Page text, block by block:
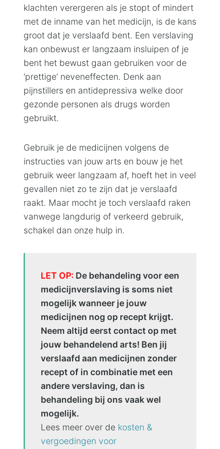
klachten verergeren als je stopt of mindert
met de inname van het medicijn, is de kans
groot dat je verslaafd bent. Een verslaving
kan onbewust er langzaam insluipen of je
bent het bewust gaan gebruiken voor de
‘prettige’ neveneffecten. Denk aan
pijnstillers en antidepressiva welke door
gezonde personen als drugs worden
gebruikt.
Gebruik je de medicijnen volgens de
instructies van jouw arts en bouw je het
gebruik weer langzaam af, hoeft het in veel
gevallen niet zo te zijn dat je verslaafd
raakt. Maar mocht je toch verslaafd raken
vanwege langdurig of verkeerd gebruik,
schakel dan onze hulp in.
LET OP: De behandeling voor een
medicijnverslaving is soms niet
mogelijk wanneer je jouw
medicijnen nog op recept krijgt.
Neem altijd eerst contact op met
jouw behandelend arts! Ben jij
verslaafd aan medicijnen zonder
recept of in combinatie met een
andere verslaving, dan is
behandeling bij ons vaak wel
mogelijk.
Lees meer over de kosten &
vergoedingen voor